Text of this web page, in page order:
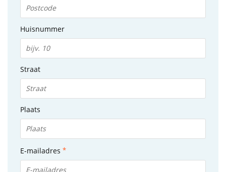
Huisnummer
Straat
Plaats
E-mailadres